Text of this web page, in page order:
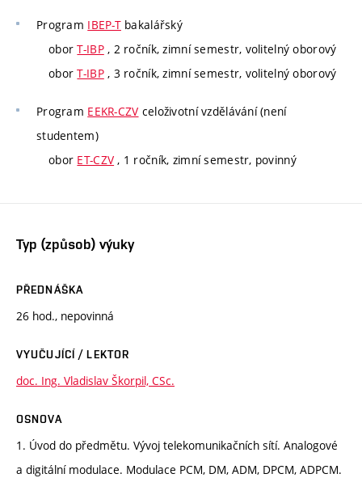
Program IBEP-Tbakalářský
oborT-IBP, 2 ročník, zimní semestr, volitelný oborový
oborT-IBP, 3 ročník, zimní semestr, volitelný oborový
Program EEKR-CZV celoživotní vzdělávání (není
studentem)
obor ET-CZV , 1 ročník, zimní semestr, povinný
Typ (způsob) výuky
PŘEDNÁŠKA
26 hod., nepovinná
VYUČUJÍCÍ / LEKTOR
doc. Ing. Vladislav Škorpil, CSc.
OSNOVA
1. Úvod do předmětu. Vývoj telekomunikačních sítí. Analogové
a digitální modulace. Modulace PCM, DM, ADM, DPCM, ADPCM.